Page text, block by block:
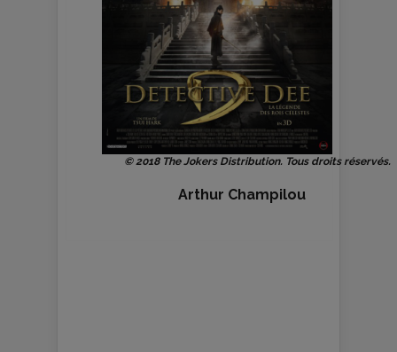
© 2018 The Jokers Distribution. Tous droits réservés.
Arthur Champilou